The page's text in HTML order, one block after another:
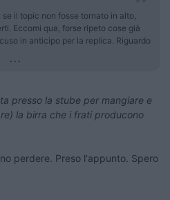
il topic non fosse tornato in alto,
Eccomi qua, forse ripeto cose già
in anticipo per la replica. Riguardo
...
presso la stube per mangiare e
la birra che i frati producono
perdere. Preso l'appunto. Spero